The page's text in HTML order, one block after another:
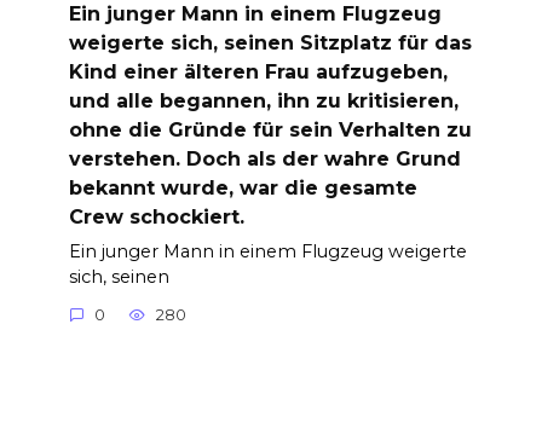
Ein junger Mann in einem Flugzeug
weigerte sich, seinen Sitzplatz für das
Kind einer älteren Frau aufzugeben,
und alle begannen, ihn zu kritisieren,
ohne die Gründe für sein Verhalten zu
verstehen. Doch als der wahre Grund
bekannt wurde, war die gesamte
Crew schockiert.
Ein junger Mann in einem Flugzeug weigerte
sich, seinen
0 280